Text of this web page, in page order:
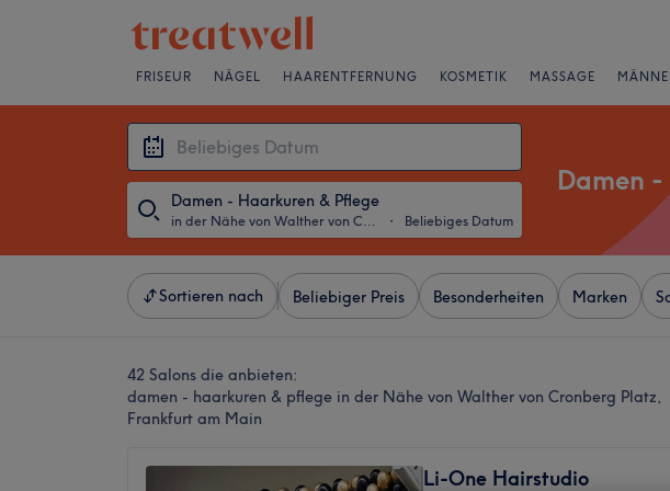
FRISEUR NÄGEL HAARENTFERNUNG KOSMETIK MASSAGE
Damen - Haarkuren & Pflege
in der Nähe von Walther von Cronberg Platz, Frankfurt am Main ・ Beliebiges Datum
Damen
Sortieren nach Beliebiger Preis Besonderheiten Marken
42 Salons die anbieten:
damen - haarkuren & pflege in der Nähe von Walther von Cronberg Platz,
Frankfurt am Main
Li-One Hairstudio